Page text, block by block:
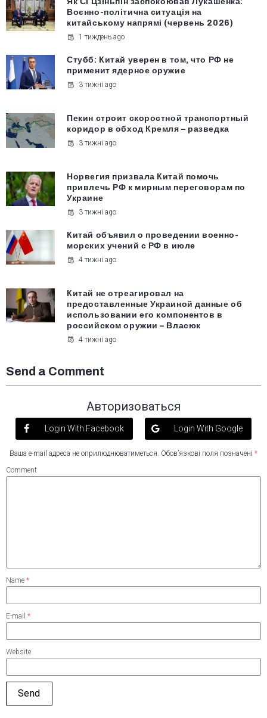
Воєнно-політична ситуація на
китайському напрямі (червень 2026)
1 тиждень ago
Стубб: Китай уверен в том, что РФ не
применит ядерное оружие
3 тижні ago
Пекин строит скоростной транспортный
коридор в обход Кремля – разведка
3 тижні ago
Норвегия призвала Китай помочь
привлечь РФ к мирным переговорам по
Украине
3 тижні ago
Китай объявил о проведении военно-
морских учений с РФ в июле
4 тижні ago
Китай не отреагировал на
предоставленные Украиной данные об
использовании его компонентов в
российском оружии – Власюк
4 тижні ago
Send a Comment
Авторизоваться
Login With Facebook Login With Google
Ваша e-mail адреса не оприлюднюватиметься. Обов’язкові поля позначені *
Comment
Name *
E-mail *
Website